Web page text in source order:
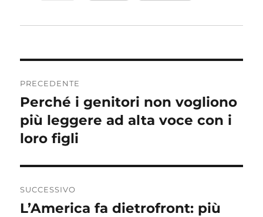
articoli
PRECEDENTE
Articolo
precedente:
Perché i genitori non vogliono
più leggere ad alta voce con i
loro figli
SUCCESSIVO
Articolo
L’America fa dietrofront: più